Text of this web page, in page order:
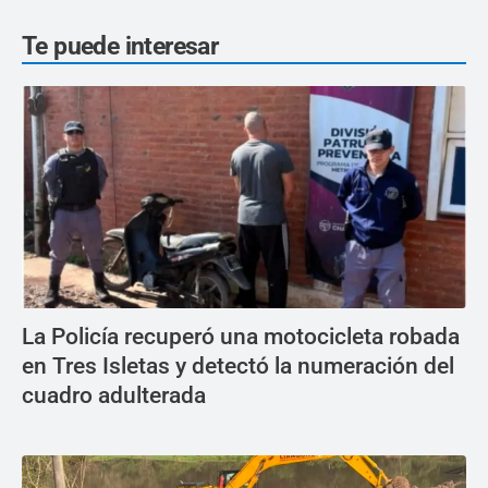
Te puede interesar
La Policía recuperó una motocicleta robada
en Tres Isletas y detectó la numeración del
cuadro adulterada